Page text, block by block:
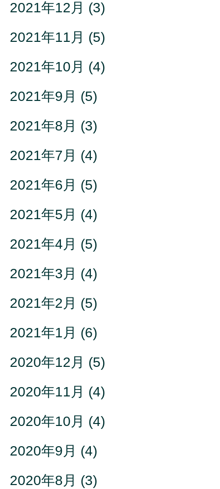
2021年12月 (3)
2021年11月 (5)
2021年10月 (4)
2021年9月 (5)
2021年8月 (3)
2021年7月 (4)
2021年6月 (5)
2021年5月 (4)
2021年4月 (5)
2021年3月 (4)
2021年2月 (5)
2021年1月 (6)
2020年12月 (5)
2020年11月 (4)
2020年10月 (4)
2020年9月 (4)
2020年8月 (3)